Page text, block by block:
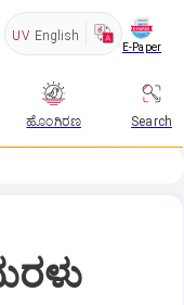
UV English
E-Paper
ಹೊಂಗಿರಣ Search